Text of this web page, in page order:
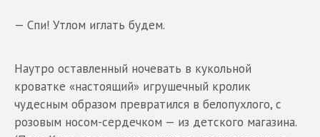
— Спи! Утлом иглать будем.
Наутро оставленный ночевать в кукольной
кроватке «настоящий» игрушечный кролик
чудесным образом превратился в белопухлого, с
розовым носом-сердечком — из детского магазина.